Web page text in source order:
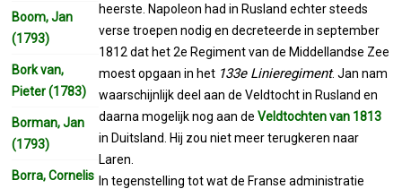
heerste. Napoleon had in Rusland echter steeds
verse troepen nodig en decreteerde in september
1812 dat het 2e Regiment van de Middellandse Zee
moest opgaan in het 133e Linieregiment. Jan nam
waarschijnlijk deel aan de Veldtocht in Rusland en
daarna mogelijk nog aan deVeldtochten van 1813
in Duitsland. Hij zou niet meer terugkeren naar
Laren.
In tegenstelling tot wat de Franse administratie
Boom, Jan
(1793)
Bork van,
Pieter (1783)
Borman, Jan
(1793)
Borra, Cornelis